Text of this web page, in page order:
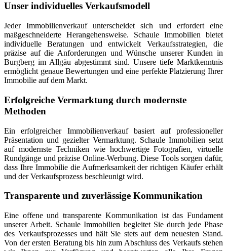
Unser individuelles Verkaufsmodell
Jeder Immobilienverkauf unterscheidet sich und erfordert eine
maßgeschneiderte Herangehensweise. Schaule Immobilien bietet
individuelle Beratungen und entwickelt Verkaufsstrategien, die
präzise auf die Anforderungen und Wünsche unserer Kunden in
Burgberg im Allgäu abgestimmt sind. Unsere tiefe Marktkenntnis
ermöglicht genaue Bewertungen und eine perfekte Platzierung Ihrer
Immobilie auf dem Markt.
Erfolgreiche Vermarktung durch modernste
Methoden
Ein erfolgreicher Immobilienverkauf basiert auf professioneller
Präsentation und gezielter Vermarktung. Schaule Immobilien setzt
auf modernste Techniken wie hochwertige Fotografien, virtuelle
Rundgänge und präzise Online-Werbung. Diese Tools sorgen dafür,
dass Ihre Immobilie die Aufmerksamkeit der richtigen Käufer erhält
und der Verkaufsprozess beschleunigt wird.
Transparente und zuverlässige Kommunikation
Eine offene und transparente Kommunikation ist das Fundament
unserer Arbeit. Schaule Immobilien begleitet Sie durch jede Phase
des Verkaufsprozesses und hält Sie stets auf dem neuesten Stand.
Von der ersten Beratung bis hin zum Abschluss des Verkaufs stehen